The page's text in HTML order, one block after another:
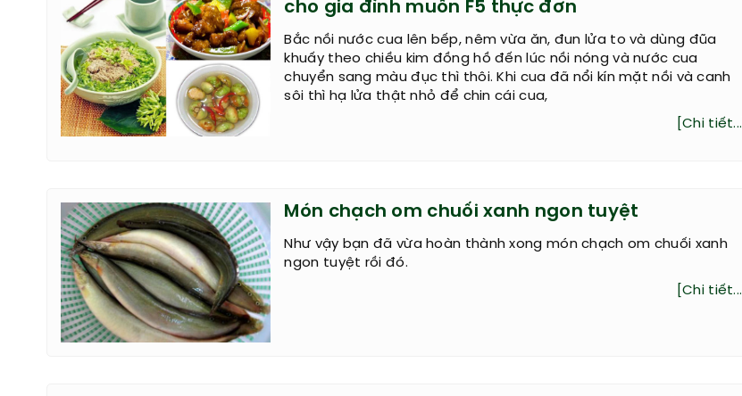
cho gia đình muốn F5 thực đơn
Bắc nồi nước cua lên bếp, nêm vừa ăn, đun lửa to và dùng đũa
khuấy theo chiều kim đồng hồ đến lúc nồi nóng và nước cua
chuyển sang màu đục thì thôi. Khi cua đã nổi kín mặt nồi và canh
sôi thì hạ lửa thật nhỏ để chin cái cua,
[Chi tiết...]
Món chạch om chuối xanh ngon tuyệt
Như vậy bạn đã vừa hoàn thành xong món chạch om chuối xanh
ngon tuyệt rồi đó.
[Chi tiết...]